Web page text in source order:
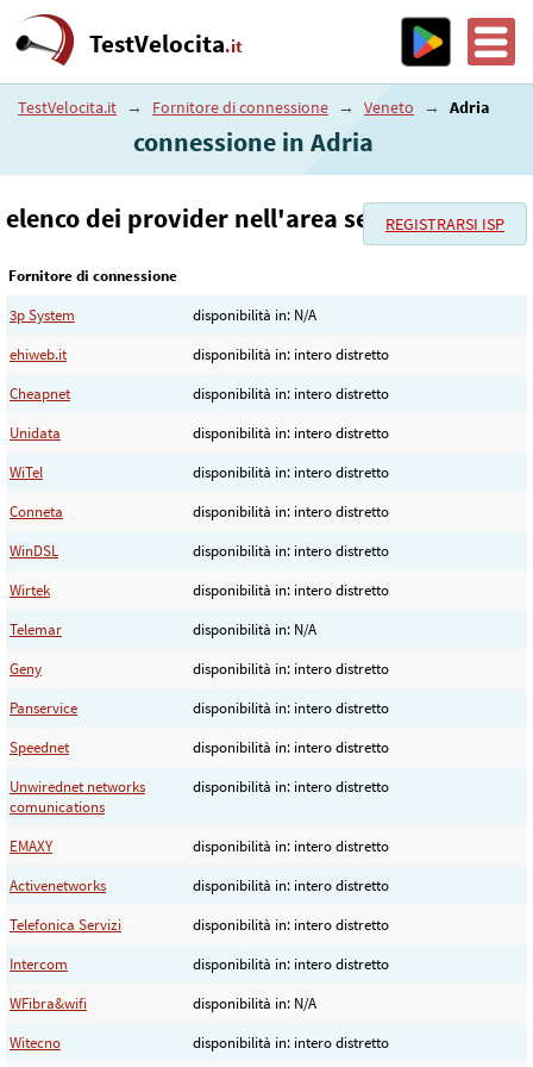
TestVelocita.it
TestVelocita.it → Fornitore di connessione → Veneto → Adria
connessione in Adria
REGISTRARSI ISP
elenco dei provider nell'area selezionata
Fornitore di connessione
3p System
disponibilità in: N/A
ehiweb.it
disponibilità in: intero distretto
Cheapnet
disponibilità in: intero distretto
Unidata
disponibilità in: intero distretto
WiTel
disponibilità in: intero distretto
Conneta
disponibilità in: intero distretto
WinDSL
disponibilità in: intero distretto
Wirtek
disponibilità in: intero distretto
Telemar
disponibilità in: N/A
Geny
disponibilità in: intero distretto
Panservice
disponibilità in: intero distretto
Speednet
disponibilità in: intero distretto
Unwirednet networks
comunications
disponibilità in: intero distretto
EMAXY
disponibilità in: intero distretto
Activenetworks
disponibilità in: intero distretto
Telefonica Servizi
disponibilità in: intero distretto
Intercom
disponibilità in: intero distretto
WFibra&wifi
disponibilità in: N/A
Witecno
disponibilità in: intero distretto